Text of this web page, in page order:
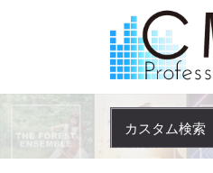
カスタム検索